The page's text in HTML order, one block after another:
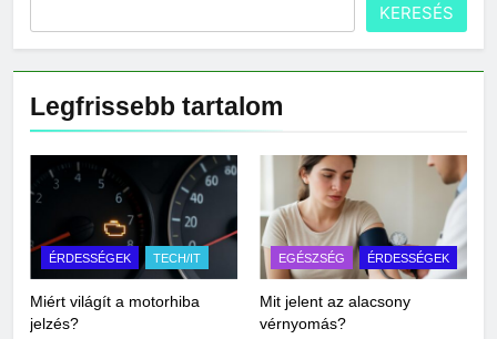
KERESÉS
Legfrissebb tartalom
ÉRDESSÉGEK TECH/IT
Miért világít a motorhiba
jelzés?
EGÉSZSÉG ÉRDESSÉGEK
Mit jelent az alacsony
vérnyomás?